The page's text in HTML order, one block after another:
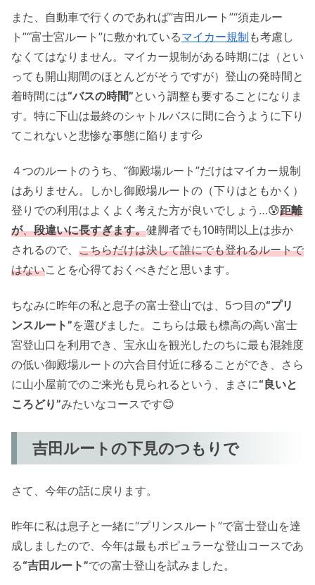
また、自動車で行くのであれば“吉田ルート”“須走ルー
ト”“富士宮ルート”に敷かれているマイカー規制 も考慮し
なくてはなりません。マイカー規制がある時期には（とい
っても開山期間のほとんどがそうですが）登山の発時間と
着時間には“バスの時間”という調整も要することになりま
す。特に下山は最終のシャトルバスに間に合うように下り
てこれないと悲惨な事態に陥ります💦
４つのルートのうち、“御殿場ルート”だけはマイカー規制
はありません。しかし御殿場ルートの（下りはともかく）
登りでの利用はよくよく考えた方が良いでしょう…😰距離
が、段違いに長すぎます。健脚者でも10時間以上は歩か
されるので、 こちらだけは決して誰にでも登れるルートで
はないことを心得ておくべきだと思います。
ちなみに昨年の私と息子の富士登山では、5つ目の“プリ
ンスルート”を選びました。こちらは最も標高の高い富士
宮登山口を利用でき、宝永山を観光したのちに最も混雑度
の低い御殿場ルートの六合目付近に移ることができ、さら
に山小屋前でのご来光も見られるという、まさに“良いと
ころどり”みたいなコースです😊
吉田ルートの下見のつもりで
さて、今年の話に戻ります。
昨年に私は息子と一緒に“プリンスルート”で富士登山を達
成しましたので、今年は最もポピュラーな登山コースであ
る“吉田ルート”での富士登山を試みました。